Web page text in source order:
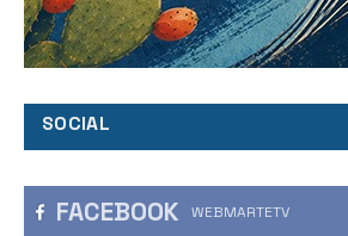
SOCIAL
FACEBOOK WEBMARTETV